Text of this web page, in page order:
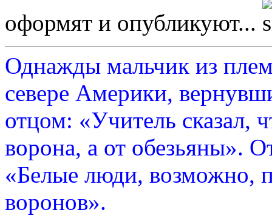
оформят и опубликуют...
Однажды мальчик из
севере Америки,
отцом: «Учитель сказал,
ворона, а от обезьяны».
«Белые люди, возможно,
воронов».